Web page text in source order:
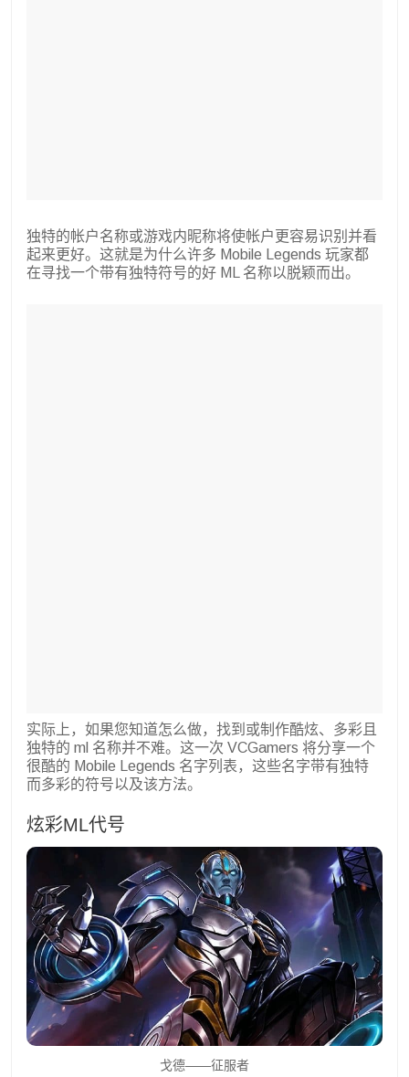
独特的帐户名称或游戏内昵称将使帐户更容易识别并看
起来更好。这就是为什么许多 Mobile Legends 玩家都
在寻找一个带有独特符号的好 ML 名称以脱颖而出。
实际上，如果您知道怎么做，找到或制作酷炫、多彩且
独特的 ml 名称并不难。这一次 VCGamers 将分享一个
很酷的 Mobile Legends 名字列表，这些名字带有独特
而多彩的符号以及该方法。
炫彩ML代号
戈德——征服者